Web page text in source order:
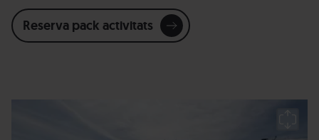
Reserva pack activitats